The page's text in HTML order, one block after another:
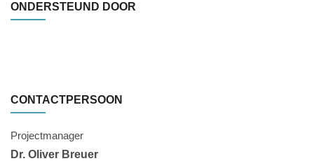
ONDERSTEUND DOOR
CONTACTPERSOON
Projectmanager
Dr. Oliver Breuer